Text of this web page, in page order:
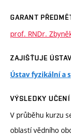
GARANT
prof. RNDr.
ZAJIŠŤUJE ÚSTAV
Ústav fyzikální a
VÝSLEDKY
V průběhu kurzu
oblastí vědního